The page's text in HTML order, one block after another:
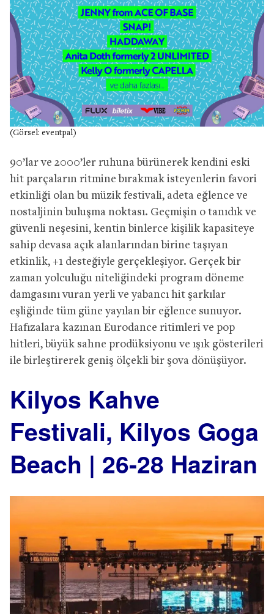
(Görsel: eventpal)
90’lar ve 2000’ler ruhuna bürünerek kendini eski
hit parçaların ritmine bırakmak isteyenlerin favori
etkinliği olan bu müzik festivali, adeta eğlence ve
nostaljinin buluşma noktası. Geçmişin o tanıdık ve
güvenli neşesini, kentin binlerce kişilik kapasiteye
sahip devasa açık alanlarından birine taşıyan
etkinlik, +1 desteğiyle gerçekleşiyor. Gerçek bir
zaman yolculuğu niteliğindeki program döneme
damgasını vuran yerli ve yabancı hit şarkılar
eşliğinde tüm güne yayılan bir eğlence sunuyor.
Hafızalara kazınan Eurodance ritimleri ve pop
hitleri, büyük sahne prodüksiyonu ve ışık gösterileri
ile birleştirerek geniş ölçekli bir şova dönüşüyor.
Kilyos Kahve
Festivali, Kilyos Goga
Beach | 26-28 Haziran